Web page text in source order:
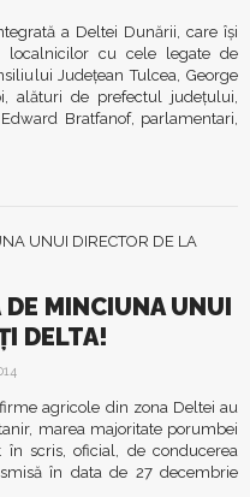
a Deltei Dunării, care îşi
localnicilor cu cele legate de
Judeţean Tulcea, George
alături de prefectul judeţului,
Bratfanof, parlamentari,
MINCIUNA UNUI
DELTA!
agricole din zona Deltei au
marea majoritate porumbei
scris, oficial, de conducerea
în data de 27 decembrie